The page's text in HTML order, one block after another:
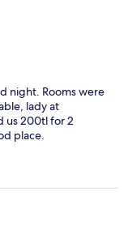
night. Rooms were
lady at
us 200tl for 2
place.